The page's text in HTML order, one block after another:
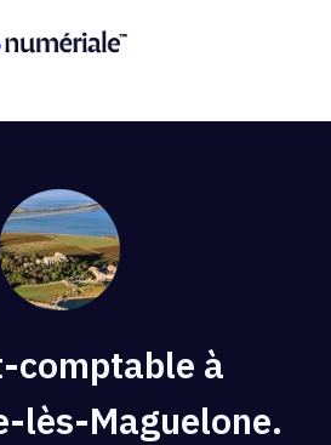
comptable à
lès-Maguelone.